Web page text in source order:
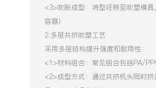
<3>吹胀成型‌：将型坯移至吹塑模
容器）
2.多层共挤吹塑工艺
采用多层结构提升强度和耐用性：
<1>‌材料组合‌：常见组合包括PA/
<2>成型方式‌：通过共挤机头同时